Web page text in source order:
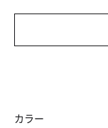
カラー